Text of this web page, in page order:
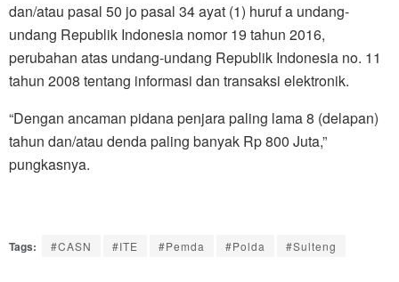
dan/atau pasal 50 jo pasal 34 ayat (1) huruf a undang-
undang Republik Indonesia nomor 19 tahun 2016,
perubahan atas undang-undang Republik Indonesia no. 11
tahun 2008 tentang informasi dan transaksi elektronik.
“Dengan ancaman pidana penjara paling lama 8 (delapan)
tahun dan/atau denda paling banyak Rp 800 Juta,”
pungkasnya.
Tags: #CASN #ITE #Pemda #Polda #Sulteng